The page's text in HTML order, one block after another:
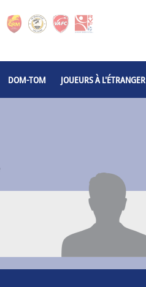
DOM-TOM JOUEURS À L'ÉTRANGER